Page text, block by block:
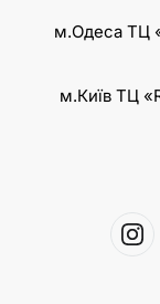
м.Одеса ТЦ
м.Київ ТЦ